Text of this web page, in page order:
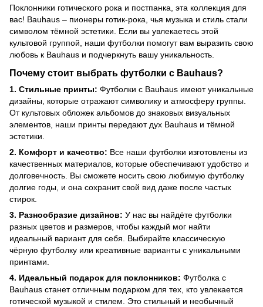
Поклонники готического рока и постпанка, эта коллекция для
вас! Bauhaus – пионеры готик-рока, чья музыка и стиль стали
символом тёмной эстетики. Если вы увлекаетесь этой
культовой группой, наши футболки помогут вам выразить свою
любовь к Bauhaus и подчеркнуть вашу уникальность.
Почему стоит выбрать футболки с Bauhaus?
1. Стильные принты: Футболки с Bauhaus имеют уникальные
дизайны, которые отражают символику и атмосферу группы.
От культовых обложек альбомов до знаковых визуальных
элементов, наши принты передают дух Bauhaus и тёмной
эстетики.
2. Комфорт и качество: Все наши футболки изготовлены из
качественных материалов, которые обеспечивают удобство и
долговечность. Вы сможете носить свою любимую футболку
долгие годы, и она сохранит свой вид даже после частых
стирок.
3. Разнообразие дизайнов: У нас вы найдёте футболки
разных цветов и размеров, чтобы каждый мог найти
идеальный вариант для себя. Выбирайте классическую
чёрную футболку или креативные варианты с уникальными
принтами.
4. Идеальный подарок для поклонников: Футболка с
Bauhaus станет отличным подарком для тех, кто увлекается
готической музыкой и стилем. Это стильный и необычный